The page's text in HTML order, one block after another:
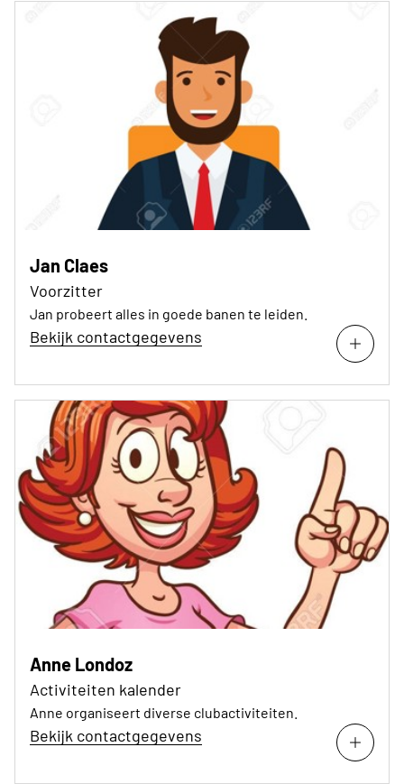
Jan Claes
Voorzitter
Jan probeert alles in goede banen te leiden.
Bekijk contactgegevens
Anne Londoz
Activiteiten kalender
Anne organiseert diverse clubactiviteiten.
Bekijk contactgegevens